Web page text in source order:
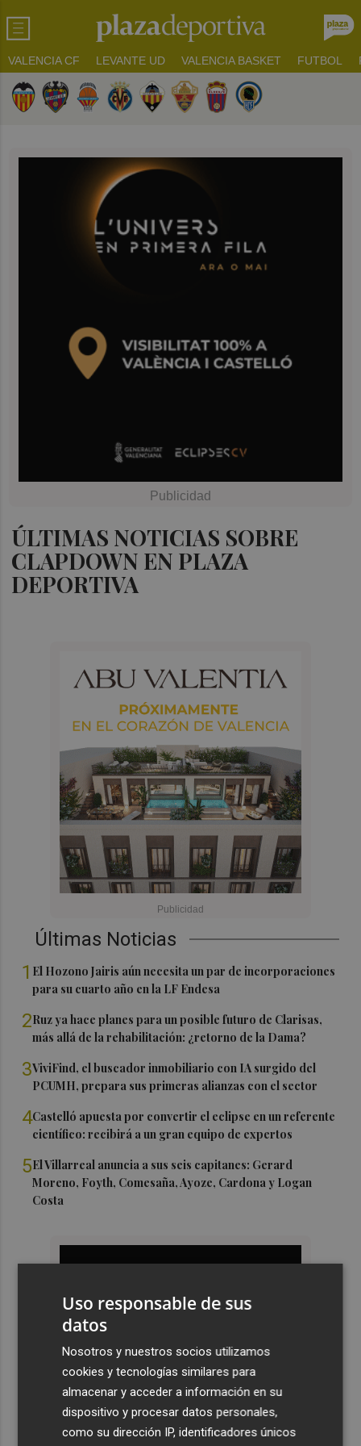
VALENCIA CF LEVANTE UD VALENCIA BASKET FUTBOL
ÚLTIMAS NOTICIAS SOBRE
CLAPDOWN EN PLAZA
DEPORTIVA
Últimas Noticias
1 El Hozono Jairis aún necesita un par de incorporaciones
para su cuarto año en la LF Endesa
2Ruz ya hace planes para un posible futuro de Clarisas,
más allá de la rehabilitación: ¿retorno de la Dama?
3ViviFind, el buscador inmobiliario con IA surgido del
PCUMH, prepara sus primeras alianzas con el sector
4Castelló apuesta por convertir el eclipse en un referente
científico: recibirá a un gran equipo de expertos
5El Villarreal anuncia a sus seis capitanes: Gerard
Moreno, Foyth, Comesaña, Ayoze, Cardona y Logan
Costa
Uso responsable de sus
datos
Nosotros y nuestros socios utilizamos
cookies y tecnologías similares para
almacenar y acceder a información en su
dispositivo y procesar datos personales,
como su dirección IP, identificadores únicos